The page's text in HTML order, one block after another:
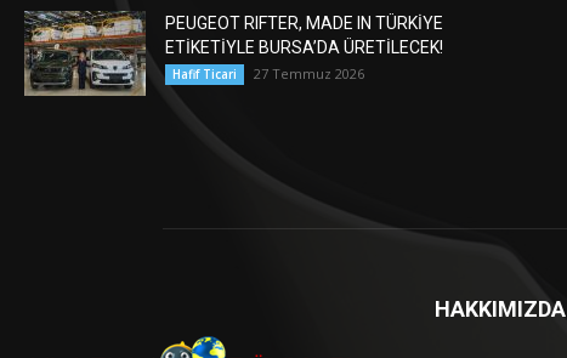
PEUGEOT RIFTER, MADE IN TÜRKİYE
ETİKETİYLE BURSA’DA ÜRETİLECEK!
Hafif Ticari 27 Temmuz 2026
HAKKIMIZDA